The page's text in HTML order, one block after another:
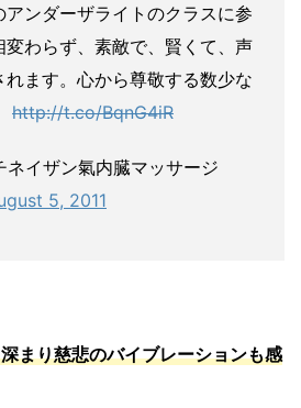
ンダーザライトのクラスに参
変わらず、素敵で、賢くて、声
れます。心から尊敬する数少な
http://t.co/BqnG4iR
イザン氣内臓マッサージ
5, 2011
まり慈悲のバイブレーションも感